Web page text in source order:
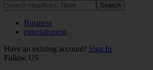
Business
entertainment
Have an existing account? Sign In
Follow US